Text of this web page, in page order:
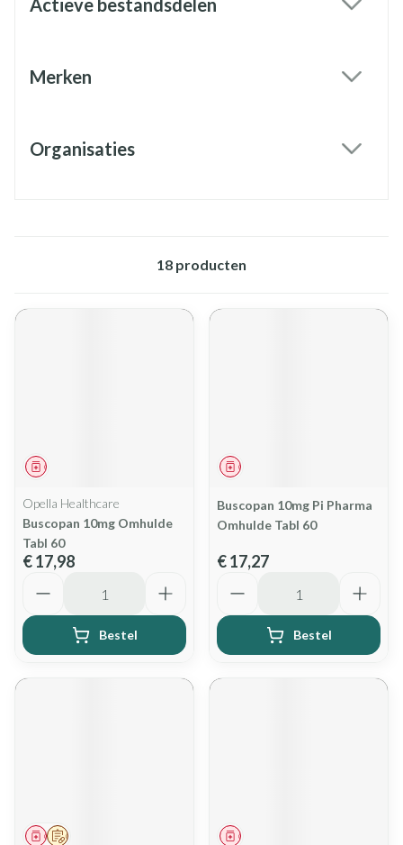
Actieve bestandsdelen
Merken
Organisaties
18 producten
Geneesmiddel
Opella Healthcare
Buscopan 10mg Omhulde
Tabl 60
€ 17,98
Bestel
Geneesmiddel
Buscopan 10mg Pi Pharma
Omhulde Tabl 60
€ 17,27
Bestel
Op voorschrift
Geneesmiddel Geneesmiddel